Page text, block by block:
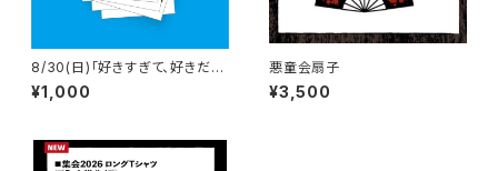
8/30(日)「好きすぎて、好きだけ
じゃ、癪に障る。」高松sound s
pace RIZIN' 当日チェキ
¥1,000
悪童会扇子
¥3,500